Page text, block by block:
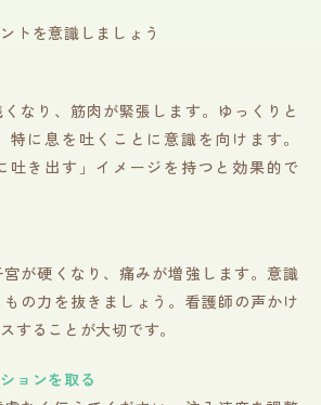
トを意識しましょう
なり、筋肉が緊張します。ゆっくりと
に息を吐くことに意識を向けます。
吐き出す」イメージを持つと効果的で
が硬くなり、痛みが増強します。意識
の力を抜きましょう。看護師の声かけ
することが大切です。
ョンを取る